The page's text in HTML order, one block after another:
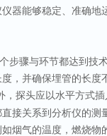
仪器能够稳定、准确地
步骤与环节都达到技
，并确保埋管的长度
，探头应以水平方式
接关系到分析仪的测
烟气的温度，燃烧物